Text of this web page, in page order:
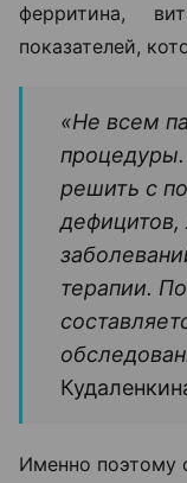
ферритина,
показателей,
«Не всем
решить с
терапии.
Именно поэтому